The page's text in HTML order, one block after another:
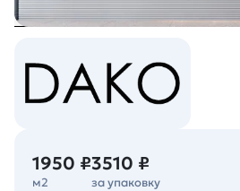
1950 ₽
м2
3510 ₽
за упаковку